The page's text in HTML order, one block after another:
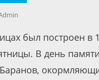
был построен в
В день